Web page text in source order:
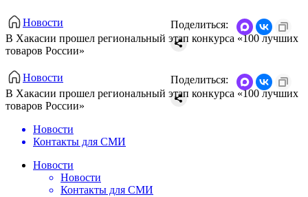
Новости
​В Хакасии прошел региональный этап конкурса «100 лучших
товаров России»
Поделиться:
Новости
​В Хакасии прошел региональный этап конкурса «100 лучших
товаров России»
Поделиться:
Новости
Контакты для СМИ
Новости
Новости
Контакты для СМИ